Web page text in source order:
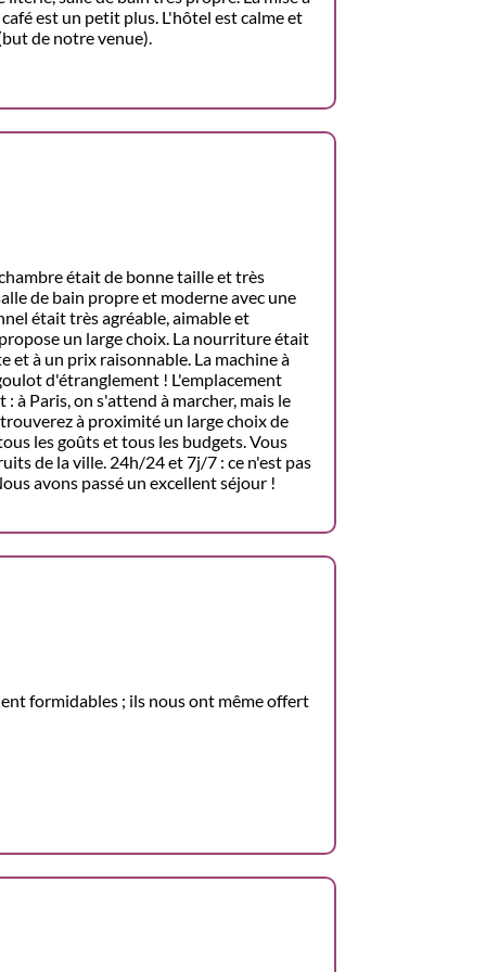
est un petit plus. L'hôtel est calme et
de notre venue).
était de bonne taille et très
de bain propre et moderne avec une
était très agréable, aimable et
un large choix. La nourriture était
et à un prix raisonnable. La machine à
d'étranglement ! L'emplacement
à Paris, on s'attend à marcher, mais le
à proximité un large choix de
les goûts et tous les budgets. Vous
de la ville. 24h/24 et 7j/7 : ce n'est pas
avons passé un excellent séjour !
formidables ; ils nous ont même offert